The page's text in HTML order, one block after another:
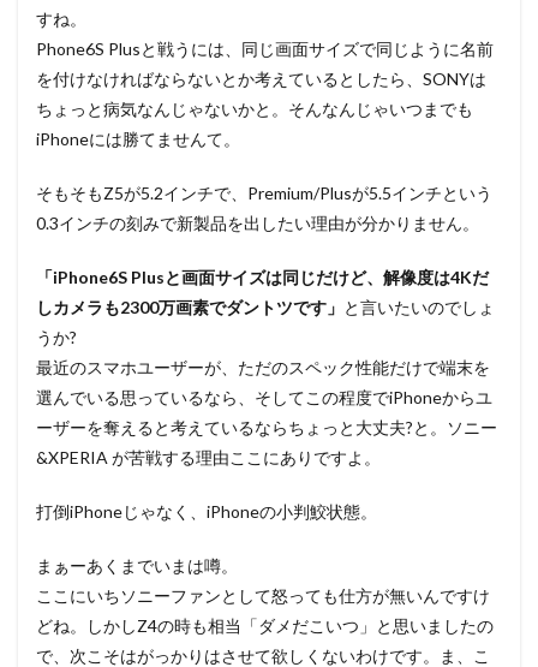
すね。
Phone6S Plusと戦うには、同じ画面サイズで同じように名前
を付けなければならないとか考えているとしたら、SONYは
ちょっと病気なんじゃないかと。そんなんじゃいつまでも
iPhoneには勝てませんて。
そもそもZ5が5.2インチで、Premium/Plusが5.5インチという
0.3インチの刻みで新製品を出したい理由が分かりません。
「iPhone6S Plusと画面サイズは同じだけど、解像度は4Kだ
しカメラも2300万画素でダントツです」 と言いたいのでしょ
うか?
最近のスマホユーザーが、ただのスペック性能だけで端末を
選んでいる思っているなら、そしてこの程度でiPhoneからユ
ーザーを奪えると考えているならちょっと大丈夫?と。ソニー
&XPERIA が苦戦する理由ここにありですよ。
打倒iPhoneじゃなく、iPhoneの小判鮫状態。
まぁーあくまでいまは噂。
ここにいちソニーファンとして怒っても仕方が無いんですけ
どね。しかしZ4の時も相当「ダメだこいつ」と思いましたの
で、次こそはがっかりはさせて欲しくないわけです。ま、こ